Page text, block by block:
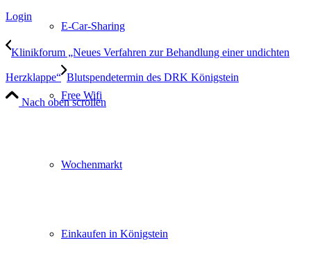
E-Car-Sharing
Free Wifi
Wochenmarkt
Einkaufen in Königstein
Login
Klinikforum „Neues Verfahren zur Behandlung einer undichten
Herzklappe“ Blutspendetermin des DRK Königstein
Nach oben scrollen